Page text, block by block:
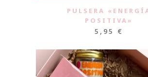
PULSERA
POSITIVA»
5,95 €